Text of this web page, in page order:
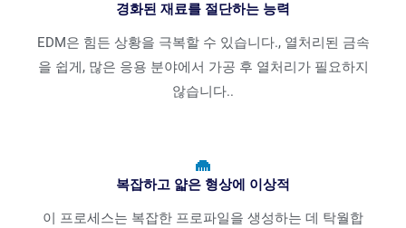
경화된 재료를 절단하는 능력
EDM은 힘든 상황을 극복할 수 있습니다., 열처리된 금속
을 쉽게, 많은 응용 분야에서 가공 후 열처리가 필요하지
않습니다..
복잡하고 얇은 형상에 이상적
이 프로세스는 복잡한 프로파일을 생성하는 데 탁월합